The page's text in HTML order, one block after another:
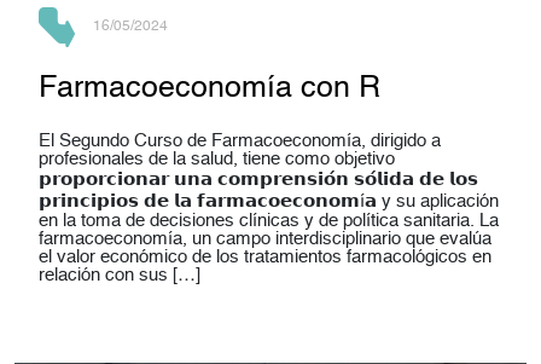
16/05/2024
Farmacoeconomía con R
El Segundo Curso de Farmacoeconomía, dirigido a
profesionales de la salud, tiene como objetivo
𝗽𝗿𝗼𝗽𝗼𝗿𝗰𝗶𝗼𝗻𝗮𝗿 𝘂𝗻𝗮 𝗰𝗼𝗺𝗽𝗿𝗲𝗻𝘀𝗶𝗼́𝗻 𝘀𝗼́𝗹𝗶𝗱𝗮 𝗱𝗲 𝗹𝗼𝘀
𝗽𝗿𝗶𝗻𝗰𝗶𝗽𝗶𝗼𝘀 𝗱𝗲 𝗹𝗮 𝗳𝗮𝗿𝗺𝗮𝗰𝗼𝗲𝗰𝗼𝗻𝗼𝗺í𝗮 y su aplicación
en la toma de decisiones clínicas y de política sanitaria. La
farmacoeconomía, un campo interdisciplinario que evalúa
el valor económico de los tratamientos farmacológicos en
relación con sus […]